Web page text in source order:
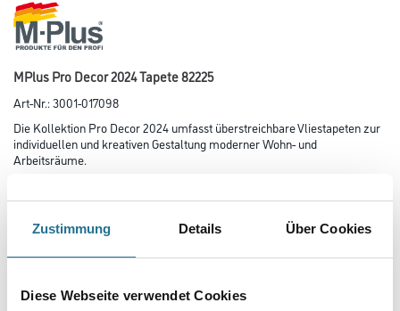
Zustimmung Details Über Cookies
Diese Webseite verwendet Cookies
MPlus Pro Decor 2024 Tapete 82225
Art-Nr.:3001-017098
Die Kollektion Pro Decor 2024 umfasst überstreichbare Vliestapeten zur
individuellen und kreativen Gestaltung moderner Wohn- und
Arbeitsräume.
Farbtonbezeichnung